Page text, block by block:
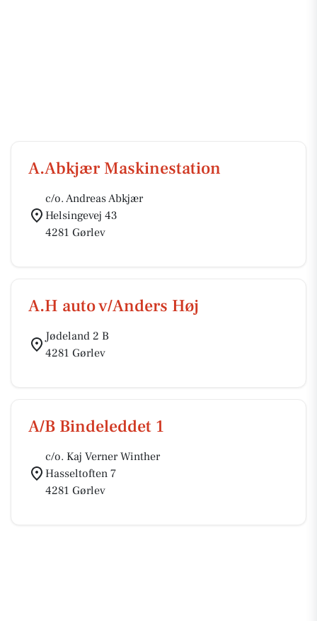
A.Abkjær Maskinestation
c/o. Andreas Abkjær
Helsingevej 43
4281 Gørlev
A.H auto v/Anders Høj
Jødeland 2 B
4281 Gørlev
A/B Bindeleddet 1
c/o. Kaj Verner Winther
Hasseltoften 7
4281 Gørlev